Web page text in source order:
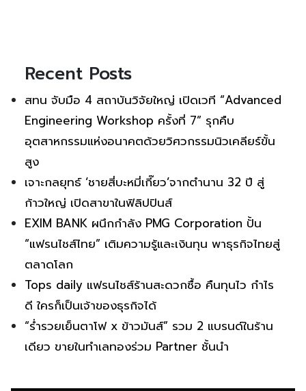
Recent Posts
สทน จับมือ 4 สถาบันวิจัยใหญ่ เปิดเวที “Advanced
Engineering Workshop ครั้งที่ 7” รุกคืบ
อุตสาหกรรมแห่งอนาคตด้วยวิศวกรรมนิวเคลียร์ขั้น
สูง
เจาะกลยุทธ์ ‘ชายสี่บะหมี่เกี๊ยว’จากตำนาน 32 ปี สู่
ก้าวใหญ่ เปิดสาขาในฟิลิปปินส์
EXIM BANK ผนึกกำลัง PMG Corporation ปั้น
“แฟรนไชส์ไทย” เติมความรู้และเงินทุน พาธุรกิจไทยสู่
ตลาดโลก
Tops daily แฟรนไชส์ร้านสะดวกซื้อ คืนทุนไว กำไร
ดี ใครก็เป็นเจ้าของธุรกิจได้
“ร่ำรวยเย็นตาโฟ x ข้าวมันส์” รวม 2 แบรนด์ในร้าน
เดียว ขายในทำเลทองร่วม Partner ชั้นนำ